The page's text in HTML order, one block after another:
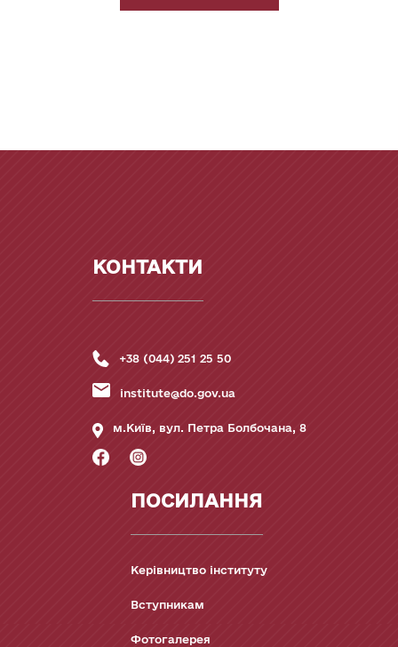
КОНТАКТИ
+38 (044) 251 25 50
institute@do.gov.ua
м.Київ, вул. Петра Болбочана, 8
ПОСИЛАННЯ
Керівництво інституту
Вступникам
Фотогалерея